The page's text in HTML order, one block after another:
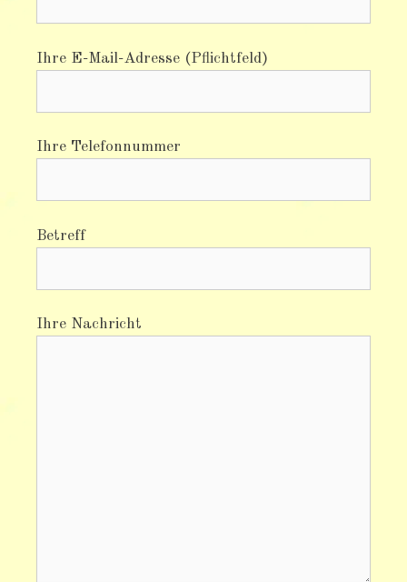
Ihre E-Mail-Adresse (Pflichtfeld)
Ihre Telefonnummer
Betreff
Ihre Nachricht